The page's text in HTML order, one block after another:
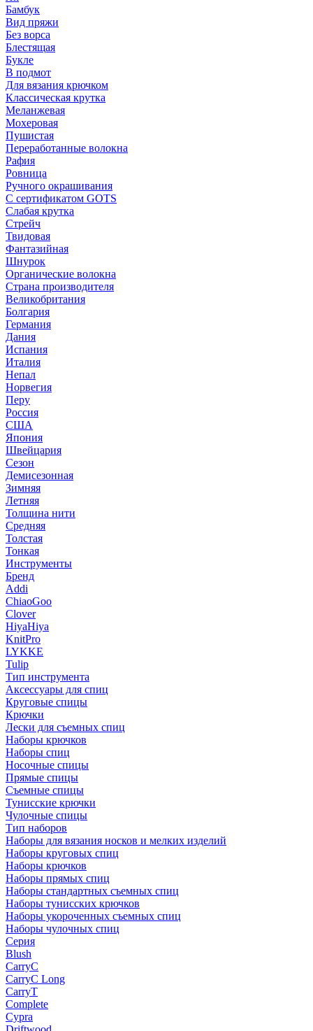
Бамбук
Вид пряжи
Без ворса
Блестящая
Букле
В подмот
Для вязания крючком
Классическая крутка
Меланжевая
Мохеровая
Пушистая
Переработанные волокна
Рафия
Ровница
Ручного окрашивания
С сертификатом GOTS
Слабая крутка
Стрейч
Твидовая
Фантазийная
Шнурок
Органические волокна
Страна производителя
Великобритания
Болгария
Германия
Дания
Испания
Италия
Непал
Норвегия
Перу
Россия
США
Япония
Швейцария
Сезон
Демисезонная
Зимняя
Летняя
Толщина нити
Средняя
Толстая
Тонкая
Инструменты
Бренд
Addi
ChiaoGoo
Clover
HiyaHiya
KnitPro
LYKKE
Tulip
Тип инструмента
Аксессуары для спиц
Круговые спицы
Крючки
Лески для съемных спиц
Наборы крючков
Наборы спиц
Носочные спицы
Прямые спицы
Съемные спицы
Тунисские крючки
Чулочные спицы
Тип наборов
Наборы для вязания носков и мелких изделий
Наборы круговых спиц
Наборы крючков
Наборы прямых спиц
Наборы стандартных съемных спиц
Наборы тунисских крючков
Наборы укороченных съемных спиц
Наборы чулочных спиц
Серия
Blush
CarryC
CarryC Long
CarryT
Complete
Cypra